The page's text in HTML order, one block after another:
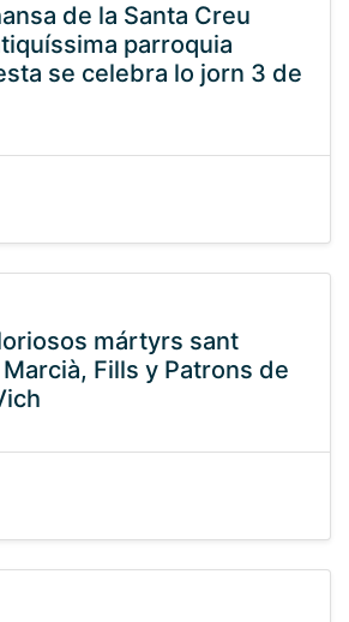
de la Santa Creu
parroquia
se celebra lo jorn 3 de
mártyrs sant
Fills y Patrons de